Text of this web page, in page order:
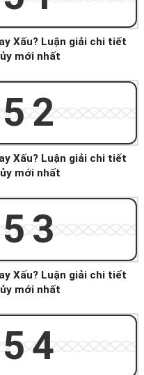
Xấu? Luận giải chi tiết
mới nhất
Xấu? Luận giải chi tiết
mới nhất
Xấu? Luận giải chi tiết
mới nhất